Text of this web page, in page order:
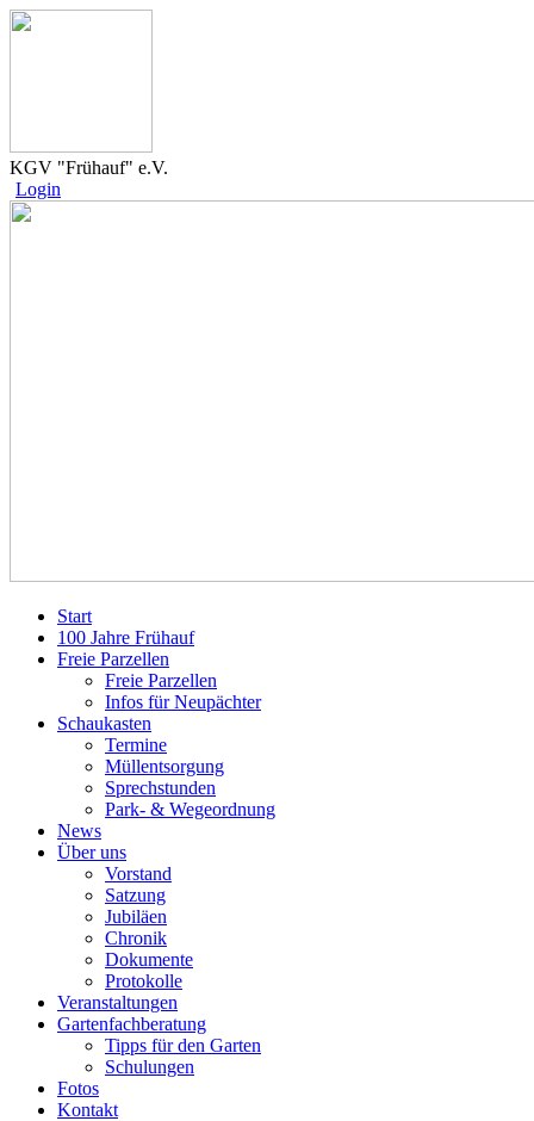
KGV "Frühauf" e.V.
Login
Start
100 Jahre Frühauf
Freie Parzellen
Freie Parzellen
Infos für Neupächter
Schaukasten
Termine
Müllentsorgung
Sprechstunden
Park- & Wegeordnung
News
Über uns
Vorstand
Satzung
Jubiläen
Chronik
Dokumente
Protokolle
Veranstaltungen
Gartenfachberatung
Tipps für den Garten
Schulungen
Fotos
Kontakt